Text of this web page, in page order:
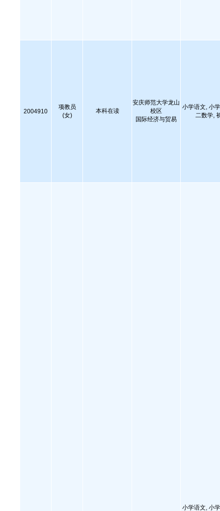
2004910
项教员
(女)
本科在读
安庆师范大学龙山
校区
国际经济与贸易
小学语文, 小
二数学,
小学语文, 小